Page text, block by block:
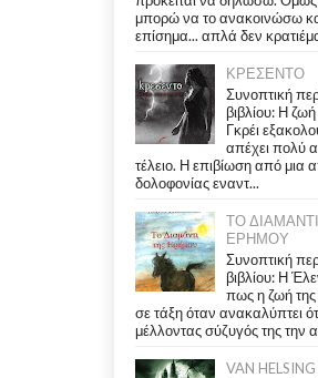
μπορώ να το ανακοινώσω
επίσημα... απλά δεν
ΚΡΕΣΕΝΤΟ
Συνοπτική
βιβλίου: Η
Γκρέι
απέχει πολύ
τέλειο. Η επιβίωση από μια
δολοφονίας εναντ...
ΤΟ
ΕΡΗΜΟΥ
Συνοπτική
βιβλίου: Η
πως η ζωή της
σε τάξη όταν ανακαλύπτει
μέλλοντας σύζυγός της την
VAN HELSING